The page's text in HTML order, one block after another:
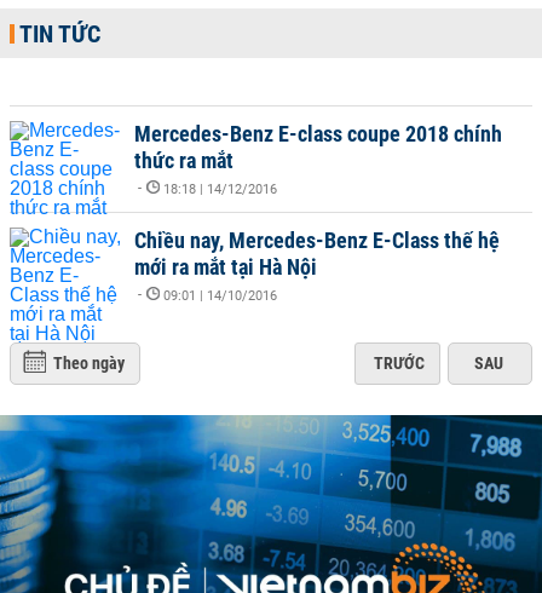
TIN TỨC
Mercedes-Benz E-class coupe 2018 chính
thức ra mắt
- 18:18 | 14/12/2016
Chiều nay, Mercedes-Benz E-Class thế hệ
mới ra mắt tại Hà Nội
- 09:01 | 14/10/2016
Theo ngày TRƯỚC SAU